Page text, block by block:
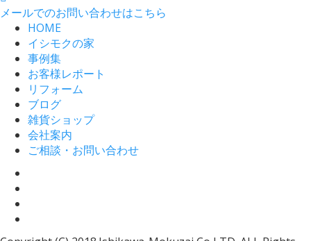
メールでのお問い合わせはこちら
HOME
イシモクの家
事例集
お客様レポート
リフォーム
ブログ
雑貨ショップ
会社案内
ご相談・お問い合わせ